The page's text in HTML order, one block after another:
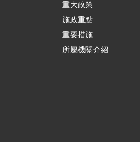
重大政策
施政重點
重要措施
所屬機關介紹